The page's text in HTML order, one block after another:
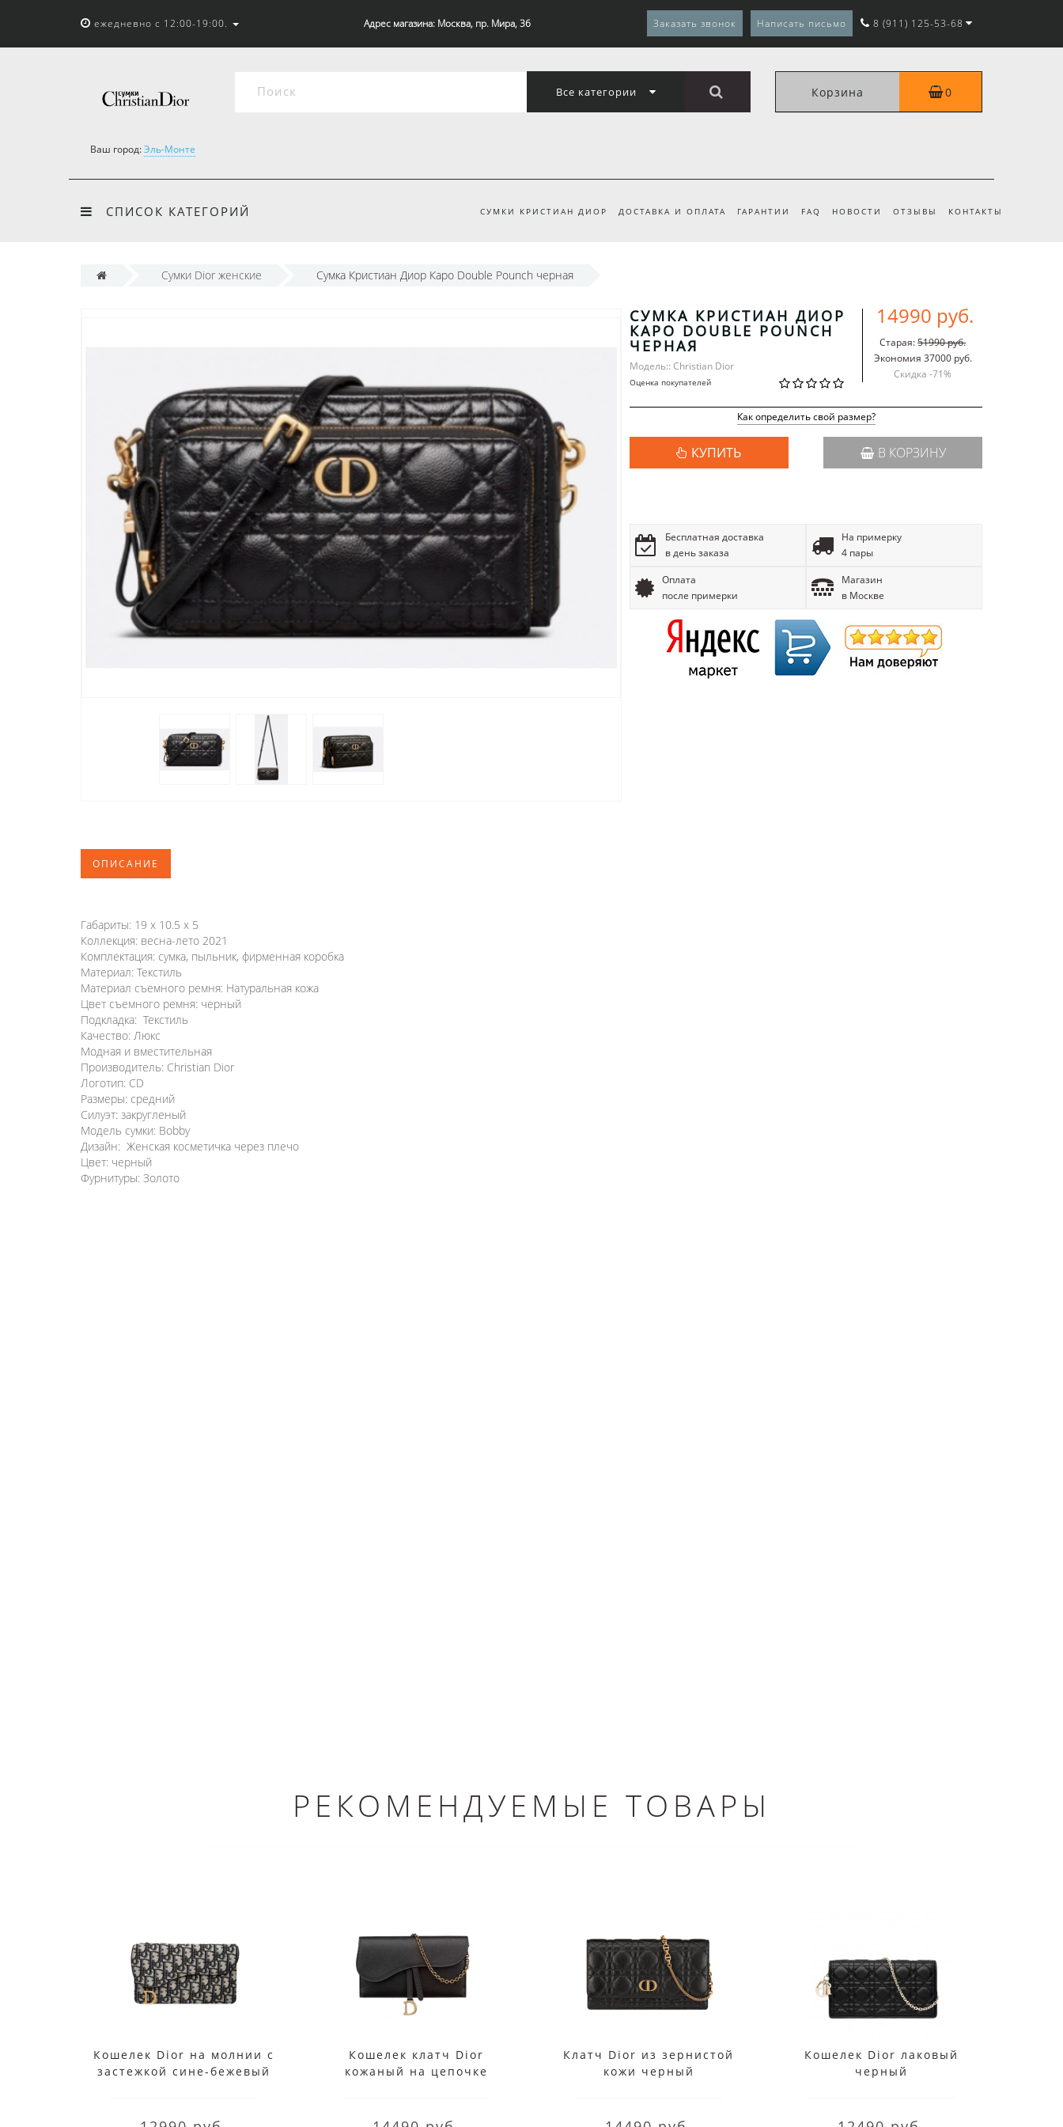
ежедневно с 12:00-19:00. Адрес магазина: Москва, пр. Мира, 36 Заказать звонок Написать письмо 8 (911) 125-53-68
Все категории Корзина 0
Ваш город:Эль-Монте
СПИСОК КАТЕГОРИЙ СУМКИ КРИСТИАН ДИОР ДОСТАВКА И ОПЛАТА ГАРАНТИИ FAQ НОВОСТИ ОТЗЫВЫ КОНТАКТЫ
Сумки Dior женские Сумка Кристиан Диор Каро Double Pounch черная
СУМКА КРИСТИАН ДИОР
КАРО DOUBLE POUNCH
ЧЕРНАЯ
Модель:: Christian Dior
Оценка покупателей
14990 руб.
Старая:51990 руб.
Экономия 37000 руб.
Скидка -71%
Как определить свой размер?
КУПИТЬ В КОРЗИНУ
Бесплатная доставка
в день заказа
На примерку
4 пары
Оплата
после примерки
Магазин
в Москве
ОПИСАНИЕ
Габариты: 19 x 10.5 x 5
Коллекция: весна-лето 2021
Комплектация: сумка, пыльник, фирменная коробка
Материал: Текстиль
Материал съемного ремня: Натуральная кожа
Цвет съемного ремня: черный
Подкладка: Текстиль
Качество: Люкс
Модная и вместительная
Производитель: Christian Dior
Логотип: CD
Размеры: средний
Силуэт: закругленый
Модель сумки: Bobby
Дизайн: Женская косметичка через плечо
Цвет: черный
Фурнитуры: Золото
РЕКОМЕНДУЕМЫЕ ТОВАРЫ
Кошелек Dior на молнии с
застежкой сине-бежевый
Кошелек клатч Dior
кожаный на цепочке
Клатч Dior из зернистой
кожи черный
Кошелек Dior лаковый
черный